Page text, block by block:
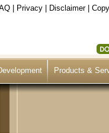
Privacy Disclaimer|
Products &